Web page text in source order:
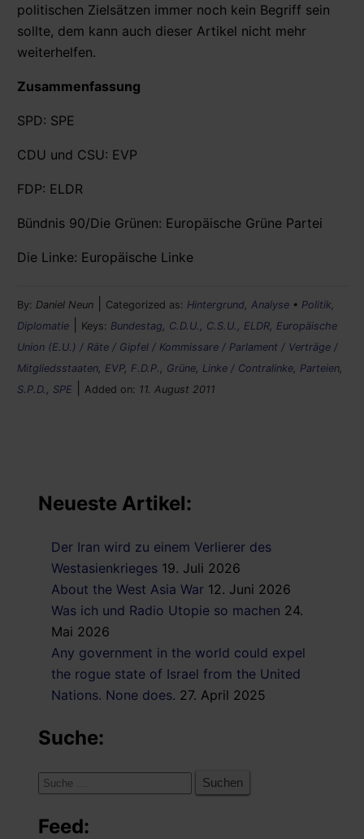
politischen Zielsätzen immer noch kein Begriff sein
sollte, dem kann auch dieser Artikel nicht mehr
weiterhelfen.
Zusammenfassung
SPD: SPE
CDU und CSU: EVP
FDP: ELDR
Bündnis 90/Die Grünen: Europäische Grüne Partei
Die Linke: Europäische Linke
By: Daniel Neun Categorized as: Hintergrund, Analyse • Politik,
Diplomatie
Keys: Bundestag C.D.U. C.S.U. ELDR Europäische
Union (E.U.) / Räte / Gipfel / Kommissare / Parlament / Verträge /
Mitgliedsstaaten EVP, F.D.P. Grüne Linke / Contralinke Parteien
S.P.D.
SPE Added on: 11. August 2011
Neueste Artikel:
Der Iran wird zu einem Verlierer des
Westasienkrieges 19. Juli 2026
About the West Asia War 12. Juni 2026
Was ich und Radio Utopie so machen 24.
Mai 2026
Any government in the world could expel
the rogue state of Israel from the United
Nations. None does. 27. April 2025
Suche:
Suche
Feed: